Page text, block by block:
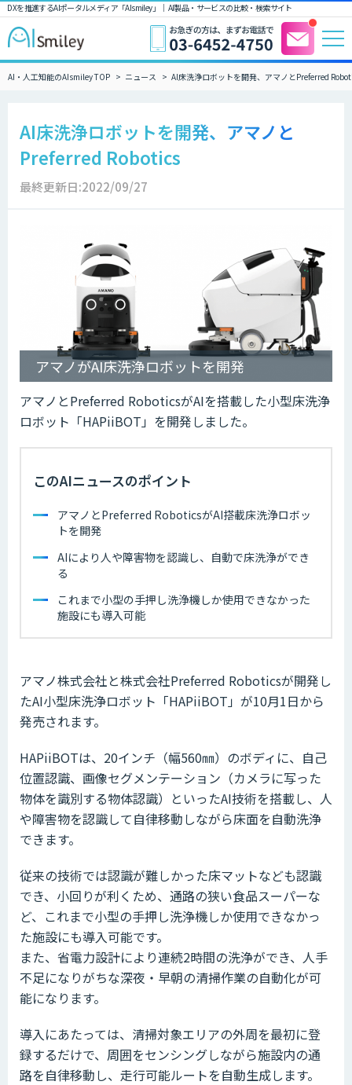
DXを推進するAIポータルメディア「AIsmiley」｜ AI製品・サービスの比較・検索サイト
AI・人工知能のAIsmiley TOP ニュース AI床洗浄ロボットを開発、アマノとPreferred
AI床洗浄ロボットを開発、アマノと
Preferred Robotics
最終更新日:2022/09/27
アマノがAI床洗浄ロボットを開発
アマノとPreferred RoboticsがAIを搭載した小型床洗浄
ロボット「HAPiiBOT」を開発しました。
このAIニュースのポイント
アマノとPreferred RoboticsがAI搭載床洗浄ロボッ
トを開発
AIにより人や障害物を認識し、自動で床洗浄ができ
る
これまで小型の手押し洗浄機しか使用できなかった
施設にも導入可能
アマノ株式会社と株式会社Preferred Roboticsが開発し
たAI小型床洗浄ロボット「HAPiiBOT」が10月1日から
発売されます。
HAPiiBOTは、20インチ（幅560㎜）のボディに、自己
位置認識、画像セグメンテーション（カメラに写った
物体を識別する物体認識）といったAI技術を搭載し、人
や障害物を認識して自律移動しながら床面を自動洗浄
できます。
従来の技術では認識が難しかった床マットなども認識
でき、小回りが利くため、通路の狭い食品スーパーな
ど、これまで小型の手押し洗浄機しか使用できなかっ
た施設にも導入可能です。
また、省電力設計により連続2時間の洗浄ができ、人手
不足になりがちな深夜・早朝の清掃作業の自動化が可
能になります。
導入にあたっては、清掃対象エリアの外周を最初に登
録するだけで、周囲をセンシングしながら施設内の通
路を自律移動し、走行可能ルートを自動生成します。